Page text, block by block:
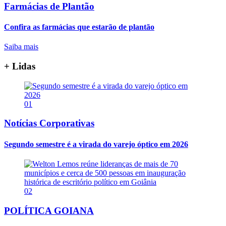
Farmácias de Plantão
Confira as farmácias que estarão de plantão
Saiba mais
+ Lidas
01
Notícias Corporativas
Segundo semestre é a virada do varejo óptico em 2026
02
POLÍTICA GOIANA